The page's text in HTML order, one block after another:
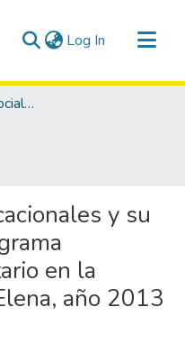
Log In (current)
Facultad de Ciencias Sociales y de la Salud
y su
en la
año 2013